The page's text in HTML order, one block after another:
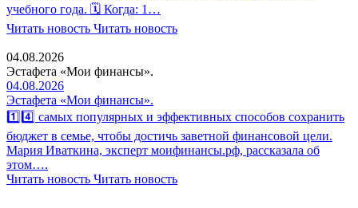
учебного года. 🗓 Когда: 1…
Читать новость Читать новость
04.08.2026
Эстафета «Мои финансы».
04.08.2026
Эстафета «Мои финансы».
1️⃣4️⃣ самых популярных и эффективных способов сохранить
бюджет в семье, чтобы достичь заветной финансовой цели.
Мария Иваткина, эксперт моифинансы.рф, рассказала об
этом….
Читать новость Читать новость